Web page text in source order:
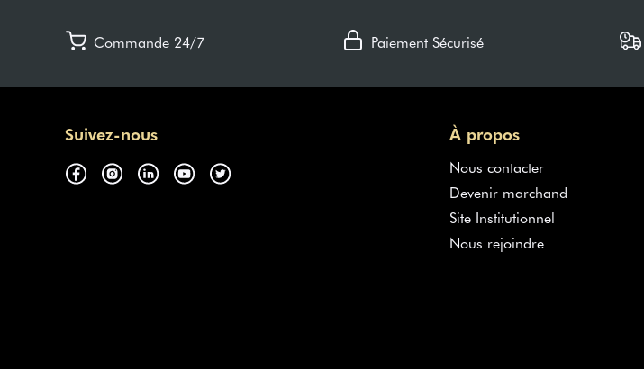
Commande 24/7 Paiement Sécurisé
Suivez-nous À propos
Nous contacter
Devenir marchand
Site Institutionnel
Nous rejoindre